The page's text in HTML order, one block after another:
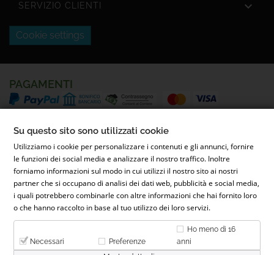
SERVIZIO CLIENTI 
Cookie settings
PAGAMENTI
© 2022 Parafarmacia Ferrari Dott.ssa Maila Ferrari | Via Conti
Caccia, 26, 28068 Romentino NO - P.IVA 02653900031 - REA NO-
Su questo sito sono utilizzati cookie
Utilizziamo i cookie per personalizzare i contenuti e gli annunci, fornire
le funzioni dei social media e analizzare il nostro traffico. Inoltre
forniamo informazioni sul modo in cui utilizzi il nostro sito ai nostri
partner che si occupano di analisi dei dati web, pubblicità e social media,
i quali potrebbero combinarle con altre informazioni che hai fornito loro
o che hanno raccolto in base al tuo utilizzo dei loro servizi.
Necessari Preferenze
Ho meno di 16
anni